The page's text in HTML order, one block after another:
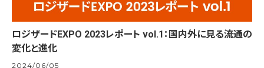
ロジザードEXPO 2023レポート vol.1：国内外に見る流通の
変化と進化
2024/06/05